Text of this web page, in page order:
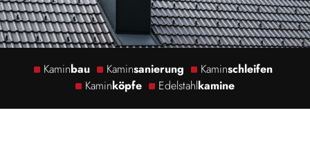
 Kaminbau  Kaminsanierung  Kaminschleifen
 Kaminköpfe  Edelstahlkamine